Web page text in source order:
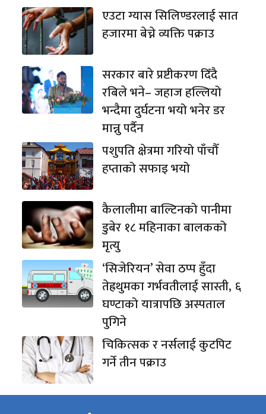
एउटा ग्यास सिलिण्डरलाई सात
हजारमा बेच्ने व्यक्ति पक्राउ
सरकार बारे प्रष्टीकरण दिँदै
रबिले भने– जहाज हल्लियो
भन्दैमा दुर्घटना भयो भनेर डर
मान्नु पर्दैन
पशुपति क्षेत्रमा गरियो पाँचौँ
हप्ताको सफाइ भयो
कैलालीमा बाल्टिनको पानीमा
डुबेर १८ महिनाका बालकको
मृत्यु
‘सिजेरियन’ सेवा ठप्प हुँदा
तेह्रथुमका गर्भवतीलाई सास्ती, ६
घण्टाको यात्रापछि अस्पताल
पुगिने
चिकित्सक र नर्सलाई कुटपिट
गर्ने तीन पक्राउ